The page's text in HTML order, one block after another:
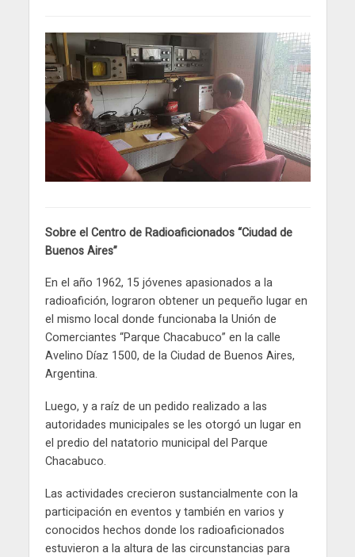
Sobre el Centro de Radioaficionados “Ciudad de
Buenos Aires”
En el año 1962, 15 jóvenes apasionados a la
radioafición, lograron obtener un pequeño lugar en
el mismo local donde funcionaba la Unión de
Comerciantes “Parque Chacabuco” en la calle
Avelino Díaz 1500, de la Ciudad de Buenos Aires,
Argentina.
Luego, y a raíz de un pedido realizado a las
autoridades municipales se les otorgó un lugar en
el predio del natatorio municipal del Parque
Chacabuco.
Las actividades crecieron sustancialmente con la
participación en eventos y también en varios y
conocidos hechos donde los radioaficionados
estuvieron a la altura de las circunstancias para